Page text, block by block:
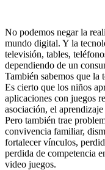
No podemos negar la
mundo digital. Y la
televisión, tables,
dependiendo de un
También sabemos que la
Es cierto que los niños
aplicaciones con juegos
asociación, el
Pero también trae
convivencia familiar,
fortalecer vínculos,
perdida de competencia
video juegos.